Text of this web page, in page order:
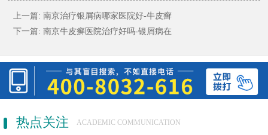
上一篇: 南京治疗银屑病哪家医院好-牛皮癣
下一篇: 南京牛皮癣医院治疗好吗-银屑病在
热点关注 ACADEMIC COMMUNICATION